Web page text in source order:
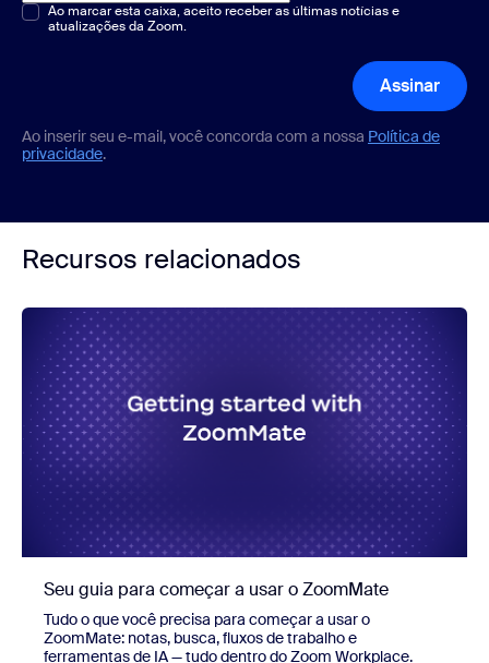
Múltipla escolha ou resposta única*
Ao marcar esta caixa, aceito receber as últimas notícias e
atualizações da Zoom.
Assinar
Ao inserir seu e-mail, você concorda com a nossa Política de
privacidade.
Recursos relacionados
Seu guia para começar a usar o ZoomMate
Tudo o que você precisa para começar a usar o
ZoomMate: notas, busca, fluxos de trabalho e
ferramentas de IA — tudo dentro do Zoom Workplace.